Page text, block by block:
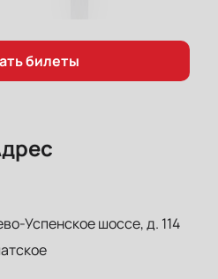
билеты
Успенское шоссе, д. 114